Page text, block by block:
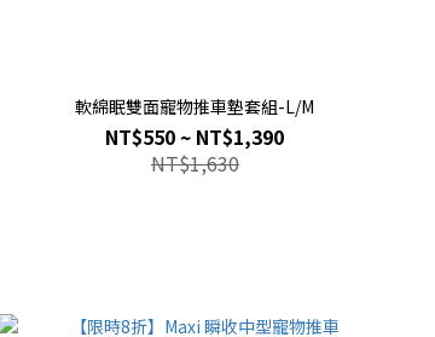
軟綿眠雙面寵物推車墊套組-L/M
NT$550 ~ NT$1,390
NT$1,630